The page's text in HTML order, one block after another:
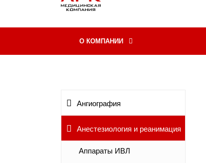
О КОМПАНИИ
Ангиография
Анестезиология и реанимация
Аппараты ИВЛ